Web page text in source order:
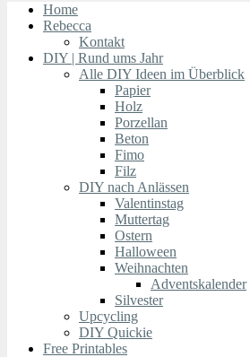
Home
Rebecca
Kontakt
DIY | Rund ums Jahr
Alle DIY Ideen im Überblick
Papier
Holz
Porzellan
Beton
Fimo
Filz
DIY nach Anlässen
Valentinstag
Muttertag
Ostern
Halloween
Weihnachten
Adventskalender
Silvester
Upcycling
DIY Quickie
Free Printables